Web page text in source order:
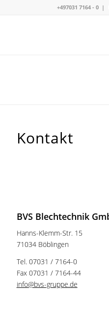
+497031 7164 - 0 |
Kontakt
BVS Blechtechnik
Hanns-Klemm-Str. 15
71034 Böblingen
Tel. 07031 / 7164-0
Fax 07031 / 7164-44
info@bvs-gruppe.de